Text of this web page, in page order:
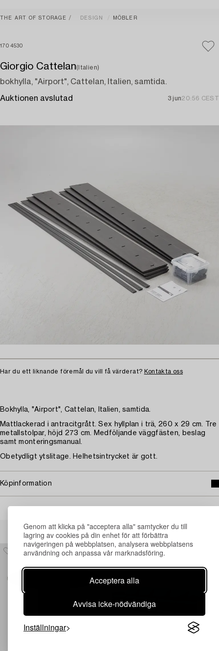
Genom att klicka på "acceptera alla" samtycker du till
lagring av cookies på din enhet för att förbättra
navigeringen på webbplatsen, analysera webbplatsens
användning och anpassa vår marknadsföring.
Acceptera alla
Avvisa icke-nödvändiga
Inställningar
THE ART OF STORAGE DESIGN MÖBLER
1704530
Giorgio Cattelan(Italien)
bokhylla, "Airport", Cattelan, Italien, samtida.
Auktionen avslutad 3 jun20:56 CEST
Har du ett liknande föremål du vill få värderat? Kontakta oss
Bokhylla, "Airport", Cattelan, Italien, samtida.
Mattlackerad i antracitgrått. Sex hyllplan i trä, 260 x 29 cm. Tre
metallstolpar, höjd 273 cm. Medföljande väggfästen, beslag
samt monteringsmanual.
Obetydligt ytslitage. Helhetsintrycket är gott.
Köpinformation
Andra har även tittat på